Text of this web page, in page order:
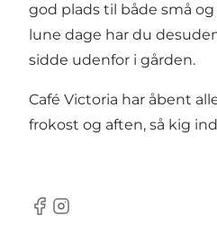
god plads til både små og
lune dage har du
sidde udenfor i gården.
Café Victoria har åbent
frokost og aften, så kig
Facebook
Instagram